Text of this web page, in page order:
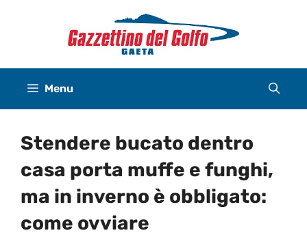
Menu
Stendere bucato dentro
casa porta muffe e funghi,
ma in inverno è obbligato:
come ovviare